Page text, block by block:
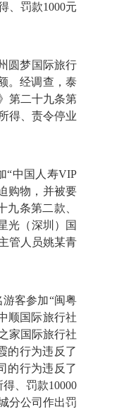
、罚款1000元
圆梦国际旅行
。经调查，泰
第二十九条第
得、责令停业
“中国人寿VIP
购物，并被要
条第二款、
光（深圳）国
管人员姚某青
客参加“闽粤
顺国际旅行社
家国际旅行社
的行为违反了
的行为违反了
、罚款10000
分公司作出罚